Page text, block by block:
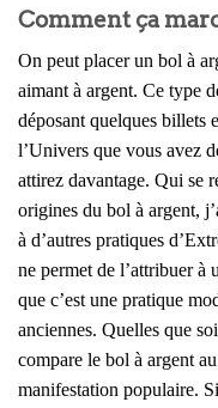
Comment ça
On peut placer un bol à
aimant à argent. Ce type
déposant quelques billets
l’Univers que vous avez
attirez davantage. Qui se
origines du bol à argent,
à d’autres pratiques
ne permet de l’attribuer à
que c’est une pratique
anciennes. Quelles que
compare le bol à argent
manifestation populaire.